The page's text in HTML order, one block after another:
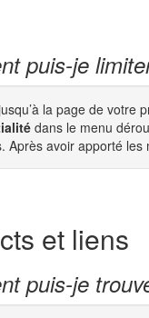
puis-je
la page de votre
dans le menu
Après avoir apporté les
et liens
puis-je